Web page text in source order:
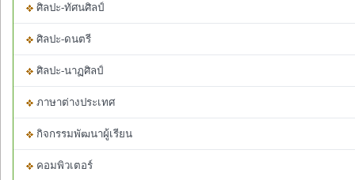
ศิลปะ-ทัศนศิลป์
ศิลปะ-ดนตรี
ศิลปะ-นาฏศิลป์
ภาษาต่างประเทศ
กิจกรรมพัฒนาผู้เรียน
คอมพิวเตอร์